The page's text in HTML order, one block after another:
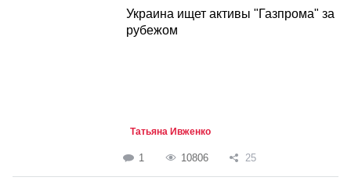
Украина ищет активы "Газпрома" за
рубежом
Татьяна Ивженко
1 10806 25